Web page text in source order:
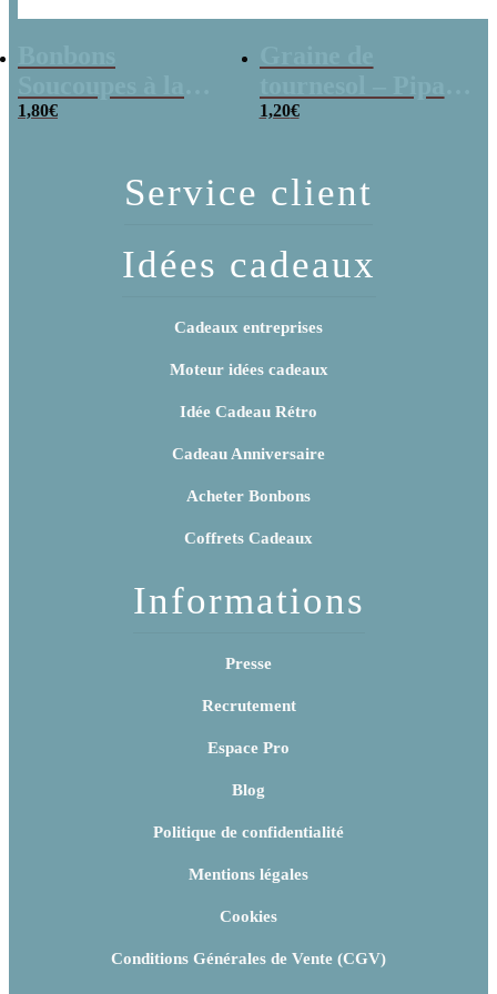
poudre (x20)
1,80€
x 3
1,20€
Service client
Idées cadeaux
Cadeaux entreprises
Moteur idées cadeaux
Idée Cadeau Rétro
Cadeau Anniversaire
Acheter Bonbons
Coffrets Cadeaux
Informations
Presse
Recrutement
Espace Pro
Blog
Politique de confidentialité
Mentions légales
Cookies
Conditions Générales de Vente (CGV)